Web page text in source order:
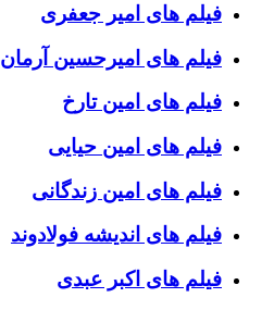
فیلم های امیر جعفری
فیلم های امیرحسین آرمان
فیلم های امین تارخ
فیلم های امین حیایی
فیلم های امین زندگانی
فیلم های اندیشه فولادوند
فیلم های اکبر عبدی